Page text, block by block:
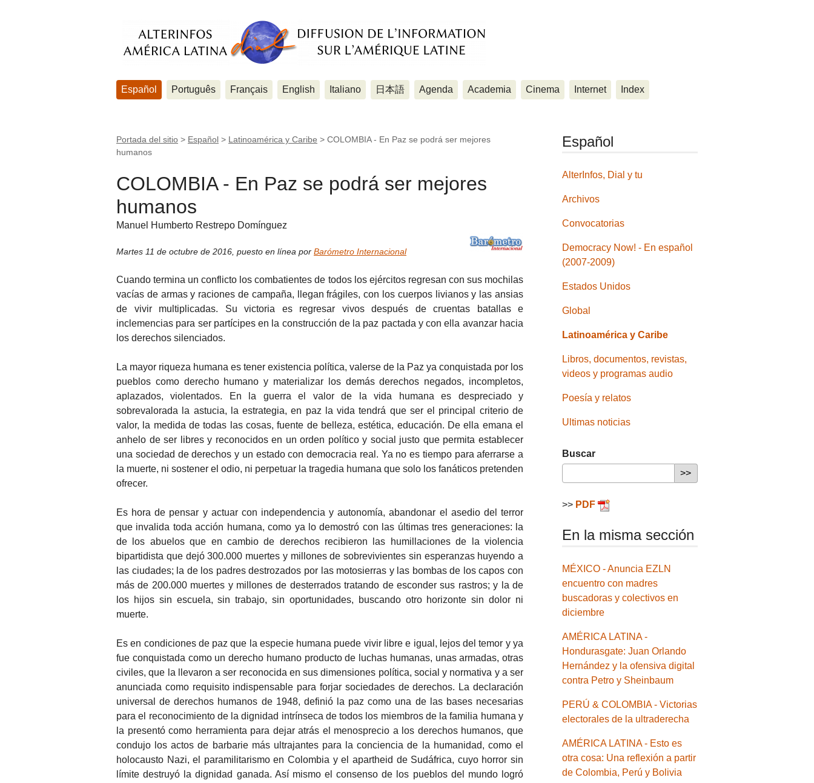
Español Português Français English Italiano 日本語 Agenda Academia Cinema Internet Index
Portada del sitio > Español > Latinoamérica y Caribe > COLOMBIA - En Paz se podrá ser mejores
humanos
COLOMBIA - En Paz se podrá ser mejores
humanos
Manuel Humberto Restrepo Domínguez
Martes 11 de octubre de 2016 puesto en línea por Barómetro Internacional
Cuando termina un conflicto los combatientes de todos los ejércitos regresan con sus mochilas
vacías de armas y raciones de campaña, llegan frágiles, con los cuerpos livianos y las ansias
de vivir multiplicadas. Su victoria es regresar vivos después de cruentas batallas e
inclemencias para ser partícipes en la construcción de la paz pactada y con ella avanzar hacia
los derechos silenciados.
La mayor riqueza humana es tener existencia política, valerse de la Paz ya conquistada por los
pueblos como derecho humano y materializar los demás derechos negados, incompletos,
aplazados, violentados. En la guerra el valor de la vida humana es despreciado y
sobrevalorada la astucia, la estrategia, en paz la vida tendrá que ser el principal criterio de
valor, la medida de todas las cosas, fuente de belleza, estética, educación. De ella emana el
anhelo de ser libres y reconocidos en un orden político y social justo que permita establecer
una sociedad de derechos y un estado con democracia real. Ya no es tiempo para aferrarse a
la muerte, ni sostener el odio, ni perpetuar la tragedia humana que solo los fanáticos pretenden
ofrecer.
Es hora de pensar y actuar con independencia y autonomía, abandonar el asedio del terror
que invalida toda acción humana, como ya lo demostró con las últimas tres generaciones: la
de los abuelos que en cambio de derechos recibieron las humillaciones de la violencia
bipartidista que dejó 300.000 muertes y millones de sobrevivientes sin esperanzas huyendo a
las ciudades; la de los padres destrozados por las motosierras y las bombas de los capos con
más de 200.000 muertes y millones de desterrados tratando de esconder sus rastros; y la de
los hijos sin escuela, sin trabajo, sin oportunidades, buscando otro horizonte sin dolor ni
muerte.
Es en condiciones de paz que la especie humana puede vivir libre e igual, lejos del temor y ya
fue conquistada como un derecho humano producto de luchas humanas, unas armadas, otras
civiles, que la llevaron a ser reconocida en sus dimensiones política, social y normativa y a ser
anunciada como requisito indispensable para forjar sociedades de derechos. La declaración
universal de derechos humanos de 1948, definió la paz como una de las bases necesarias
para el reconocimiento de la dignidad intrínseca de todos los miembros de la familia humana y
la presentó como herramienta para dejar atrás el menosprecio a los derechos humanos, que
condujo los actos de barbarie más ultrajantes para la conciencia de la humanidad, como el
holocausto Nazi, el paramilitarismo en Colombia y el apartheid de Sudáfrica, cuyo horror sin
límite destruyó la dignidad ganada. Así mismo el consenso de los pueblos del mundo logró
Español
AlterInfos, Dial y tu
Archivos
Convocatorias
Democracy Now! - En español
(2007-2009)
Estados Unidos
Global
Latinoamérica y Caribe
Libros, documentos, revistas,
videos y programas audio
Poesía y relatos
Ultimas noticias
Buscar
>> PDF
En la misma sección
MÉXICO - Anuncia EZLN
encuentro con madres
buscadoras y colectivos en
diciembre
AMÉRICA LATINA -
Hondurasgate: Juan Orlando
Hernández y la ofensiva digital
contra Petro y Sheinbaum
PERÚ & COLOMBIA - Victorias
electorales de la ultraderecha
AMÉRICA LATINA - Esto es
otra cosa: Una reflexión a partir
de Colombia, Perú y Bolivia